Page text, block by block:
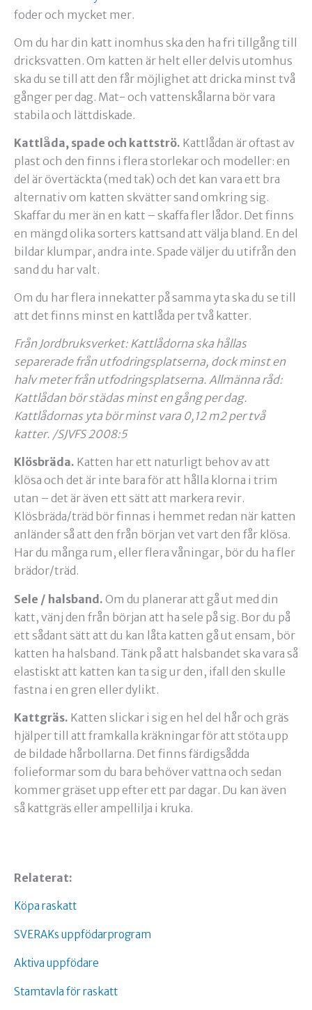
foder och mycket mer.
Om du har din katt inomhus ska den ha fri tillgång till
dricksvatten. Om katten är helt eller delvis utomhus
ska du se till att den får möjlighet att dricka minst två
gånger per dag. Mat- och vattenskålarna bör vara
stabila och lättdiskade.
Kattlåda, spade och kattströ. Kattlådan är oftast av
plast och den finns i flera storlekar och modeller: en
del är övertäckta (med tak) och det kan vara ett bra
alternativ om katten skvätter sand omkring sig.
Skaffar du mer än en katt – skaffa fler lådor. Det finns
en mängd olika sorters kattsand att välja bland. En del
bildar klumpar, andra inte. Spade väljer du utifrån den
sand du har valt.
Om du har flera innekatter på samma yta ska du se till
att det finns minst en kattlåda per två katter.
Från Jordbruksverket: Kattlådorna ska hållas
separerade från utfodringsplatserna, dock minst en
halv meter från utfodringsplatserna. Allmänna råd:
Kattlådan bör städas minst en gång per dag.
Kattlådornas yta bör minst vara 0,12 m2 per två
katter. /SJVFS 2008:5
Klösbräda. Katten har ett naturligt behov av att
klösa och det är inte bara för att hålla klorna i trim
utan – det är även ett sätt att markera revir.
Klösbräda/träd bör finnas i hemmet redan när katten
anländer så att den från början vet vart den får klösa.
Har du många rum, eller flera våningar, bör du ha fler
brädor/träd.
Sele / halsband. Om du planerar att gå ut med din
katt, vänj den från början att ha sele på sig. Bor du på
ett sådant sätt att du kan låta katten gå ut ensam, bör
katten ha halsband. Tänk på att halsbandet ska vara så
elastiskt att katten kan ta sig ur den, ifall den skulle
fastna i en gren eller dylikt.
Kattgräs. Katten slickar i sig en hel del hår och gräs
hjälper till att framkalla kräkningar för att stöta upp
de bildade hårbollarna. Det finns färdigsådda
folieformar som du bara behöver vattna och sedan
kommer gräset upp efter ett par dagar. Du kan även
så kattgräs eller ampellilja i kruka.
Relaterat:
Köpa raskatt
SVERAKs uppfödarprogram
Aktiva uppfödare
Stamtavla för raskatt